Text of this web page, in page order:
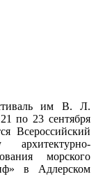
им В. Л.
по 23 сентября
Всероссийский
морского
в Адлерском